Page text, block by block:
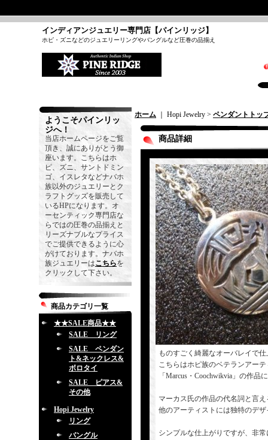
インディアンジュエリー専門店【パインリッジ】
ホピ・ズニなどのジュエリーリングやバングルなど圧巻の品揃え
ようこそパインリッ
ジへ！
当店ホームページをご覧
頂き、誠にありがとう御
座います。こちらはホ
ピ、ズニ、サントドミン
ゴ、イスレタなどナバホ
族以外のジュエリーとク
ラフトグッズを販売して
いるHPになります。オ
ーセンティック専門店な
らではの圧巻の品揃えと
リーズナブルなプライス
でご提供できるように心
がけております。ナバホ
族ジュエリーはこちらを
クリックして下さい。
商品カテゴリ一覧
★★SALE商品★★
SALE リング
SALE ペンダン
ト&ネックレス&
ボロタイ
SALE ピアス&
その他
Hopi Jewelry
リング
バングル
ホーム ｜ Hopi Jewelry > ペンダントトッ
商品詳細
ものすごく綺麗なオーバレイで
こちらはホピ族のベテランアー
「Marcus・Coochwikvia」の作品
マーカス氏の作品の代名詞と言
他のアーティストには独特のデ
シンプルな仕上がりですが、非